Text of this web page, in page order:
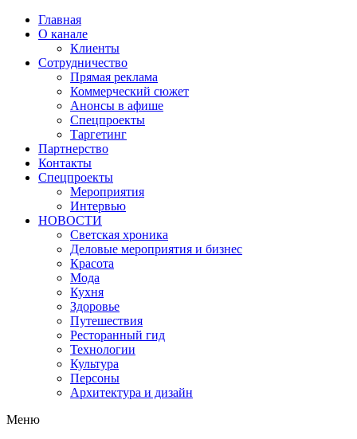
Главная
О канале
Клиенты
Сотрудничество
Прямая реклама
Коммерческий сюжет
Анонсы в афише
Cпецпроекты
Таргетинг
Партнерство
Контакты
Спецпроекты
Мероприятия
Интервью
НОВОСТИ
Светская хроника
Деловые мероприятия и бизнес
Красота
Мода
Кухня
Здоровье
Путешествия
Ресторанный гид
Технологии
Культура
Персоны
Архитектура и дизайн
Меню